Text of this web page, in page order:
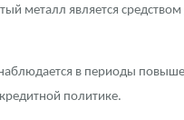
металл является
в периоды
политике.